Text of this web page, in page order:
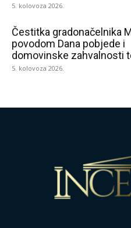
5. kolovoza 2026.
Čestitka gradonačelnika
povodom Dana pobjede i
domovinske zahvalnosti
5. kolovoza 2026.